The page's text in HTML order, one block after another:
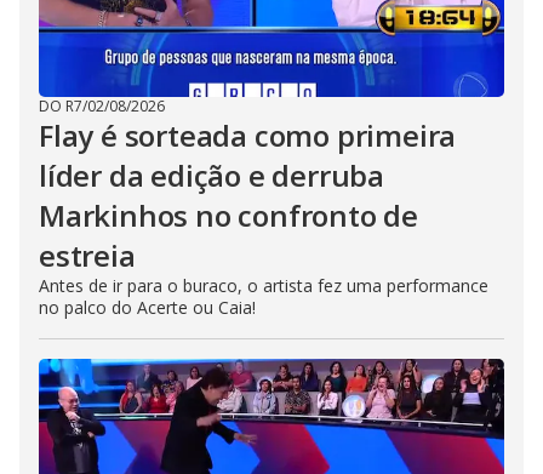
DO R7/02/08/2026
Flay é sorteada como primeira
líder da edição e derruba
Markinhos no confronto de
estreia
Antes de ir para o buraco, o artista fez uma performance
no palco do Acerte ou Caia!